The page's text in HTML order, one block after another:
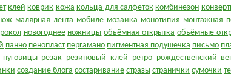
клей коврик кожа кольца для салфеток комбинезон
малярная лента мобиле мозаика монотипия монтажная
новогоднее ножницы объёмная открытка объёмные
панно пенопласт пергамано пигментная подушечка письмо
пуговицы резак резиновый клей ретро рождественский
создание блога состаривание стразы странички сумочки